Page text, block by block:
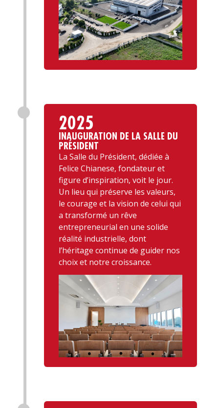
2025
INAUGURATION DE LA SALLE DU
PRÉSIDENT
La Salle du Président, dédiée à
Felice Chianese, fondateur et
figure d’inspiration, voit le jour.
Un lieu qui préserve les valeurs,
le courage et la vision de celui qui
a transformé un rêve
entrepreneurial en une solide
réalité industrielle, dont
l’héritage continue de guider nos
choix et notre croissance.